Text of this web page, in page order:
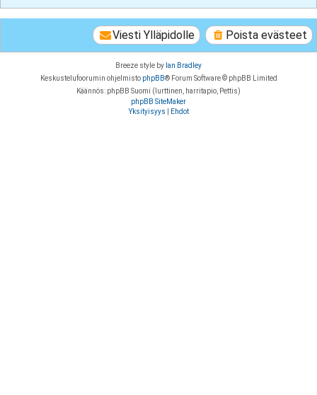
Poista evästeet
Viesti Ylläpidolle
Breeze style by Ian Bradley
Keskustelufoorumin ohjelmisto phpBB® Forum Software © phpBB Limited
Käännös: phpBB Suomi (lurttinen, harritapio, Pettis)
phpBB SiteMaker
Yksityisyys
Ehdot